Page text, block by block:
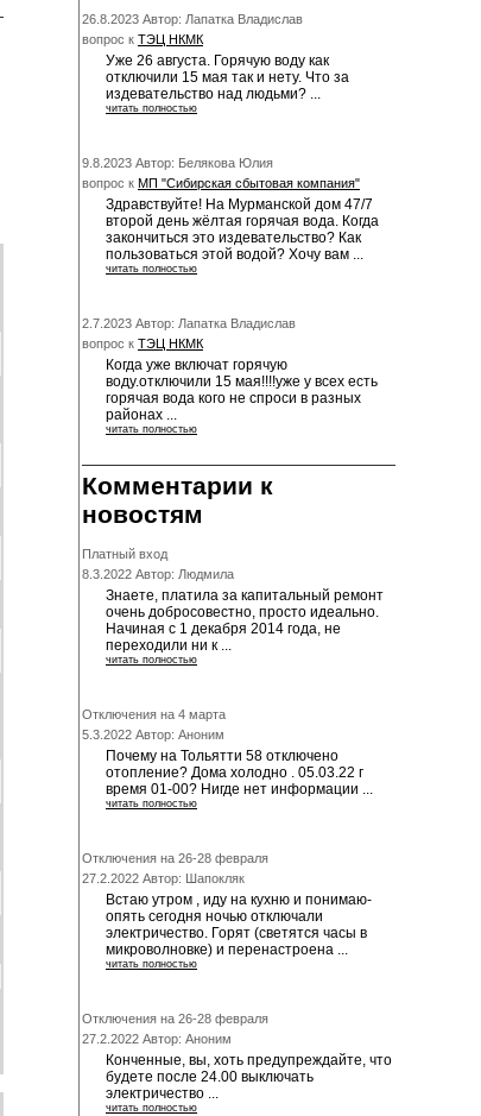
26.8.2023 Автор: Лапатка Владислав
вопрос к ТЭЦ НКМК
Уже 26 августа. Горячую воду как
отключили 15 мая так и нету. Что за
издевательство над людьми? ...
читать полностью
9.8.2023 Автор: Белякова Юлия
вопрос к МП "Сибирская сбытовая компания"
Здравствуйте! На Мурманской дом 47/7
второй день жёлтая горячая вода. Когда
закончиться это издевательство? Как
пользоваться этой водой? Хочу вам ...
читать полностью
2.7.2023 Автор: Лапатка Владислав
вопрос к ТЭЦ НКМК
Когда уже включат горячую
воду.отключили 15 мая!!!!уже у всех есть
горячая вода кого не спроси в разных
районах ...
читать полностью
Комментарии к
новостям
Платный вход
8.3.2022 Автор: Людмила
Знаете, платила за капитальный ремонт
очень добросовестно, просто идеально.
Начиная с 1 декабря 2014 года, не
переходили ни к ...
читать полностью
Отключения на 4 марта
5.3.2022 Автор: Аноним
Почему на Тольятти 58 отключено
отопление? Дома холодно . 05.03.22 г
время 01-00? Нигде нет информации ...
читать полностью
Отключения на 26-28 февраля
27.2.2022 Автор: Шапокляк
Встаю утром , иду на кухню и понимаю-
опять сегодня ночью отключали
электричество. Горят (светятся часы в
микроволновке) и перенастроена ...
читать полностью
Отключения на 26-28 февраля
27.2.2022 Автор: Аноним
Конченные, вы, хоть предупреждайте, что
будете после 24.00 выключать
электричество ...
читать полностью